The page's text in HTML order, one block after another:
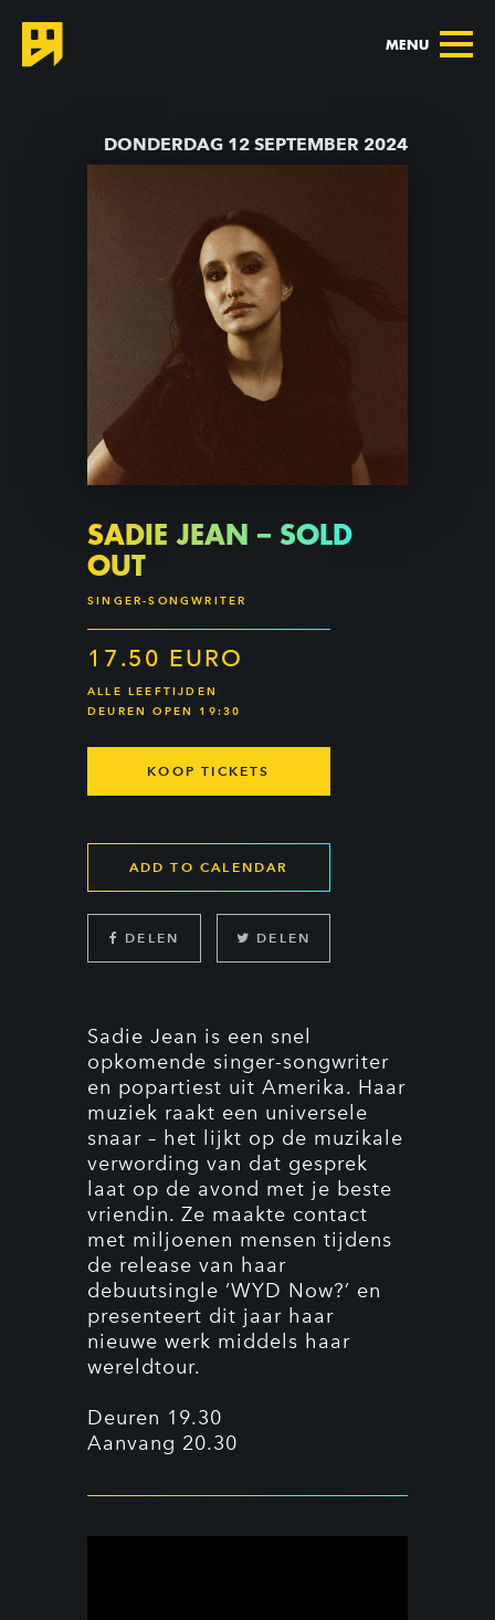
MENU
DONDERDAG 12 SEPTEMBER 2024
SADIE JEAN – SOLD
OUT
SINGER-SONGWRITER
17.50 EURO
ALLE LEEFTIJDEN
DEUREN OPEN 19:30
KOOP TICKETS
ADD TO CALENDAR
DELEN DELEN
Sadie Jean is een snel
opkomende singer-songwriter
en popartiest uit Amerika. Haar
muziek raakt een universele
snaar – het lijkt op de muzikale
verwording van dat gesprek
laat op de avond met je beste
vriendin. Ze maakte contact
met miljoenen mensen tijdens
de release van haar
debuutsingle ‘WYD Now?’ en
presenteert dit jaar haar
nieuwe werk middels haar
wereldtour.
Deuren 19.30
Aanvang 20.30